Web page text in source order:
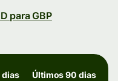
para GBP
dias Últimos 90 dias